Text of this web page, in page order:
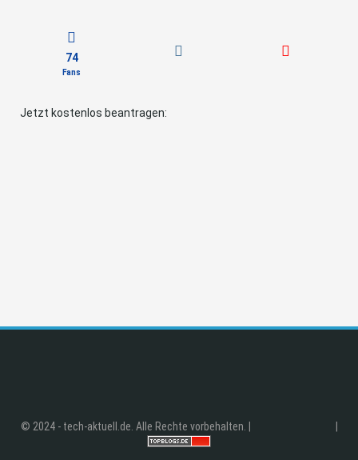
74
Fans
Jetzt kostenlos beantragen:
© 2024 - tech-aktuell.de. Alle Rechte vorbehalten. |